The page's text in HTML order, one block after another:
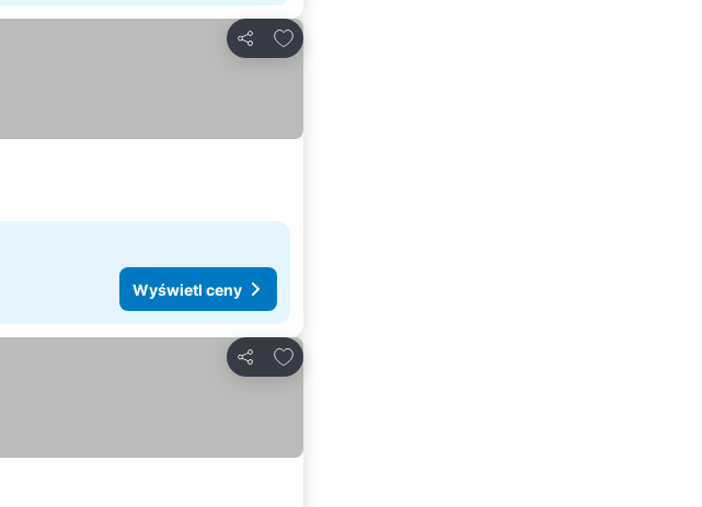
Udostępnij
Dodaj do ulubionych
Wyświetl ceny
Udostępnij
Dodaj do ulubionych